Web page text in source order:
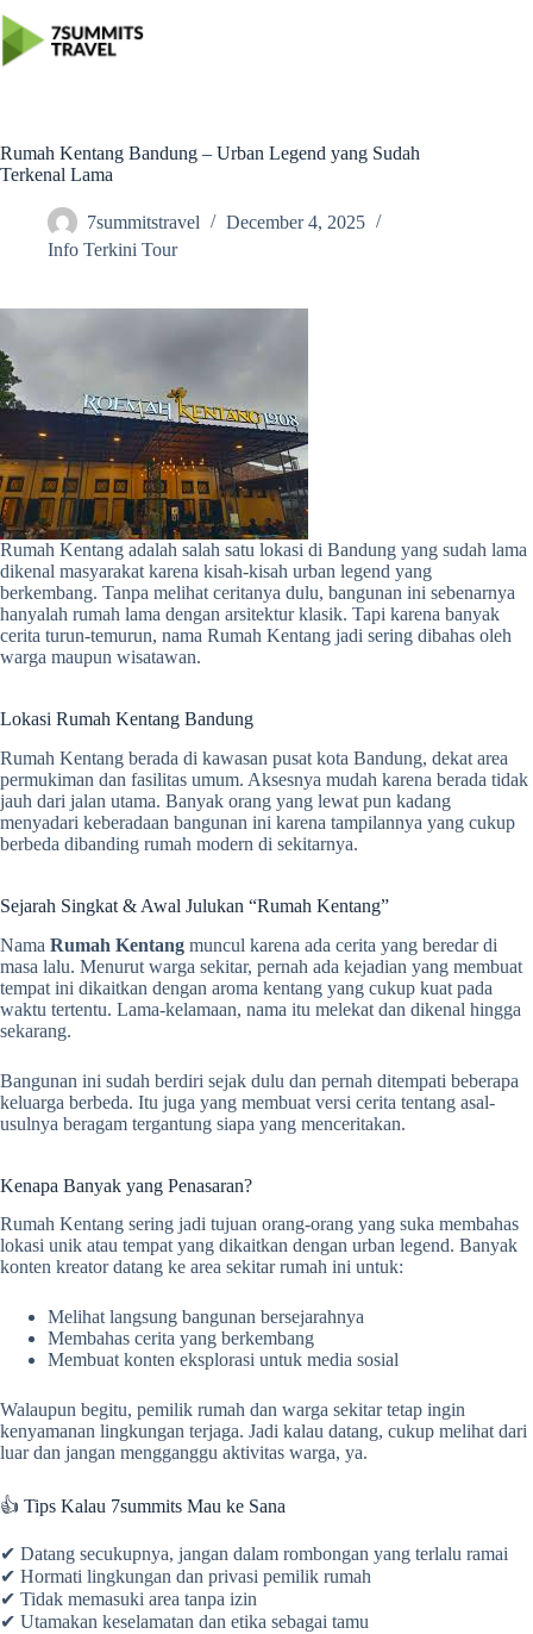
to
content
Rumah Kentang Bandung – Urban Legend yang Sudah
Terkenal Lama
7summitstravel
December 4, 2025
Info Terkini Tour
Rumah Kentang adalah salah satu lokasi di Bandung yang sudah lama
dikenal masyarakat karena kisah-kisah urban legend yang
berkembang. Tanpa melihat ceritanya dulu, bangunan ini sebenarnya
hanyalah rumah lama dengan arsitektur klasik. Tapi karena banyak
cerita turun-temurun, nama Rumah Kentang jadi sering dibahas oleh
warga maupun wisatawan.
Lokasi Rumah Kentang Bandung
Rumah Kentang berada di kawasan pusat kota Bandung, dekat area
permukiman dan fasilitas umum. Aksesnya mudah karena berada tidak
jauh dari jalan utama. Banyak orang yang lewat pun kadang
menyadari keberadaan bangunan ini karena tampilannya yang cukup
berbeda dibanding rumah modern di sekitarnya.
Sejarah Singkat & Awal Julukan “Rumah Kentang”
Nama Rumah Kentang muncul karena ada cerita yang beredar di
masa lalu. Menurut warga sekitar, pernah ada kejadian yang membuat
tempat ini dikaitkan dengan aroma kentang yang cukup kuat pada
waktu tertentu. Lama-kelamaan, nama itu melekat dan dikenal hingga
sekarang.
Bangunan ini sudah berdiri sejak dulu dan pernah ditempati beberapa
keluarga berbeda. Itu juga yang membuat versi cerita tentang asal-
usulnya beragam tergantung siapa yang menceritakan.
Kenapa Banyak yang Penasaran?
Rumah Kentang sering jadi tujuan orang-orang yang suka membahas
lokasi unik atau tempat yang dikaitkan dengan urban legend. Banyak
konten kreator datang ke area sekitar rumah ini untuk:
Melihat langsung bangunan bersejarahnya
Membahas cerita yang berkembang
Membuat konten eksplorasi untuk media sosial
Walaupun begitu, pemilik rumah dan warga sekitar tetap ingin
kenyamanan lingkungan terjaga. Jadi kalau datang, cukup melihat dari
luar dan jangan mengganggu aktivitas warga, ya.
👍 Tips Kalau 7summits Mau ke Sana
✔ Datang secukupnya, jangan dalam rombongan yang terlalu ramai
✔ Hormati lingkungan dan privasi pemilik rumah
✔ Tidak memasuki area tanpa izin
✔ Utamakan keselamatan dan etika sebagai tamu